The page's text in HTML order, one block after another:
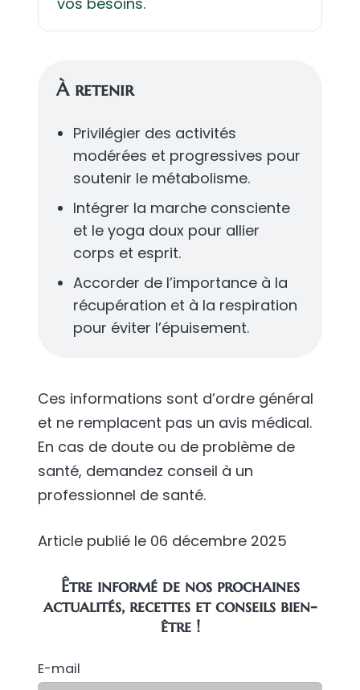
À retenir
Privilégier des activités
modérées et progressives pour
soutenir le métabolisme.
Intégrer la marche consciente
et le yoga doux pour allier
corps et esprit.
Accorder de l’importance à la
récupération et à la respiration
pour éviter l’épuisement.
Ces informations sont d’ordre général
et ne remplacent pas un avis médical.
En cas de doute ou de problème de
santé, demandez conseil à un
professionnel de santé.
Article publié le 06 décembre 2025
Être informé de nos prochaines
actualités, recettes et conseils bien-
être !
E-mail